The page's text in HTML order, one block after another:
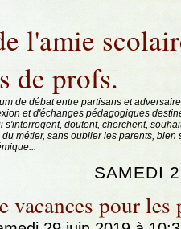
l'amie
de profs.
de débat entre partisans et
et d'échanges pédagogiques
s'interrogent, doutent, cherchent,
métier, sans oublier les parents, bien
SAMEDI
vacances pour les